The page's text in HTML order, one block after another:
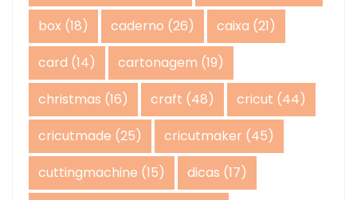
box (18) caderno (26) caixa (21)
card (14) cartonagem (19)
christmas (16) craft (48) cricut (44)
cricutmade (25) cricutmaker (45)
cuttingmachine (15) dicas (17)